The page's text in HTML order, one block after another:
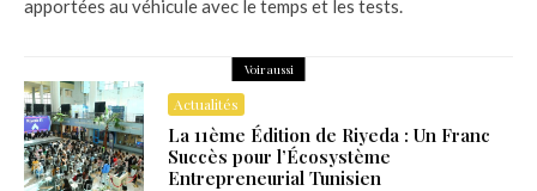
apportées au véhicule avec le temps et les tests.
Voir aussi
Actualités
La 11ème Édition de Riyeda : Un Franc
Succès pour l’Écosystème
Entrepreneurial Tunisien